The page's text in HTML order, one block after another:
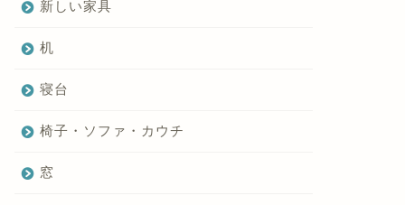
新しい家具
机
寝台
椅子・ソファ・カウチ
窓